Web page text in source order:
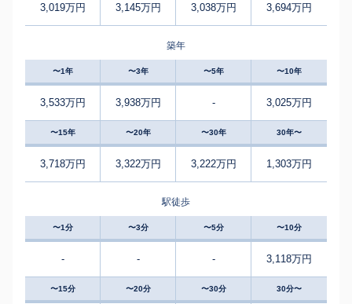
3,019万円 3,145万円 3,038万円 3,694万円
築年
〜1年 〜3年 〜5年 〜10年
3,533万円 3,938万円 - 3,025万円
〜15年 〜20年 〜30年 30年〜
3,718万円 3,322万円 3,222万円 1,303万円
駅徒歩
〜1分 〜3分 〜5分 〜10分
- - - 3,118万円
〜15分 〜20分 〜30分 30分〜